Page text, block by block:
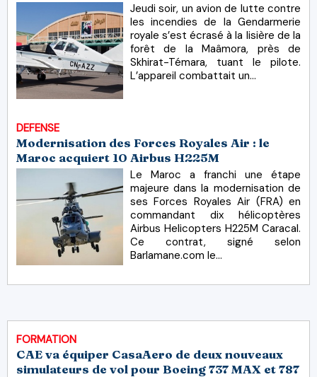
Jeudi soir, un avion de lutte contre
les incendies de la Gendarmerie
royale s’est écrasé à la lisière de la
forêt de la Maâmora, près de
Skhirat-Témara, tuant le pilote.
L’appareil combattait un...
DEFENSE
Modernisation des Forces Royales Air : le
Maroc acquiert 10 Airbus H225M
Le Maroc a franchi une étape
majeure dans la modernisation de
ses Forces Royales Air (FRA) en
commandant dix hélicoptères
Airbus Helicopters H225M Caracal.
Ce contrat, signé selon
Barlamane.com le...
FORMATION
CAE va équiper CasaAero de deux nouveaux
simulateurs de vol pour Boeing 737 MAX et 787